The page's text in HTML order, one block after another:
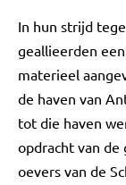
In hun strijd
geallieerden
materieel
de haven van
tot die haven
opdracht van de
oevers van de